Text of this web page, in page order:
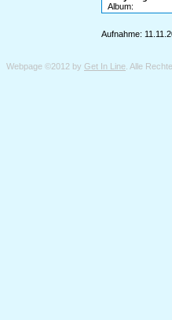
Album:
Aufnahme:
Webpage ©2012 by Get In Line . Alle